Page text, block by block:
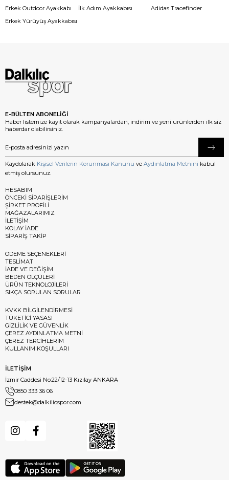
Erkek Outdoor Ayakkabı
Erkek Yürüyüş Ayakkabısı
İlk Adım Ayakkabısı
Adidas Tracefinder
E-BÜLTEN ABONELİĞİ
Haber listemize kayıt olarak kampanyalardan, indirim ve yeni ürünlerden ilk siz
haberdar olabilirsiniz.
Kaydolarak Kişisel Verilerin Korunması Kanunu ve Aydınlatma Metnini kabul
etmiş olursunuz.
HESABIM
ÖNCEKİ SİPARİŞLERİM
ŞİRKET PROFİLİ
MAĞAZALARIMIZ
İLETİŞİM
KOLAY İADE
SİPARİŞ TAKİP
ÖDEME SEÇENEKLERİ
TESLİMAT
İADE VE DEĞİŞİM
BEDEN ÖLÇÜLERİ
ÜRÜN TEKNOLOJİLERİ
SIKÇA SORULAN SORULAR
KVKK BİLGİLENDİRMESİ
TÜKETİCİ YASASI
GİZLİLİK VE GÜVENLİK
ÇEREZ AYDINLATMA METNİ
ÇEREZ TERCİHLERİM
KULLANIM KOŞULLARI
İLETİŞİM
İzmir Caddesi No:22/12-13 Kızılay ANKARA
0850 333 36 06
destek@dalkilicspor.com